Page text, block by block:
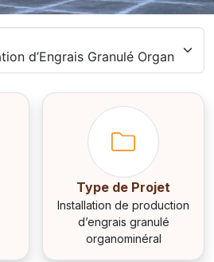
Type de Projet
Installation de production
d’engrais granulé
organominéral